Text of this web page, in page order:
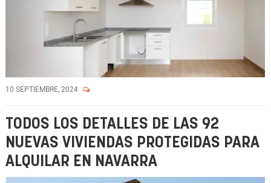
10 SEPTIEMBRE, 2024
TODOS LOS DETALLES DE LAS 92
NUEVAS VIVIENDAS PROTEGIDAS PARA
ALQUILAR EN NAVARRA